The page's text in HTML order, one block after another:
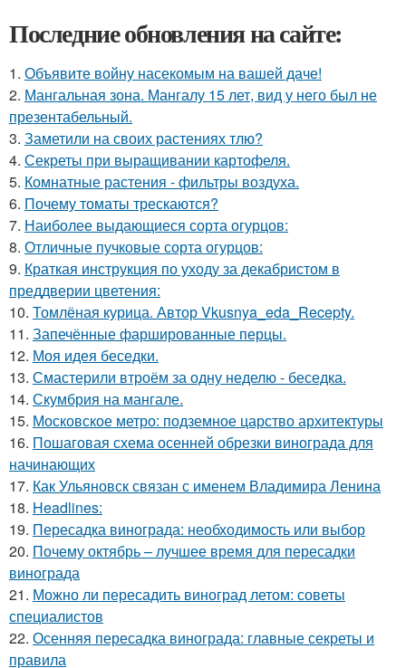
Последние обновления на сайте:
1. Объявите войну насекомым на вашей даче!
2. Мангальная зона. Мангалу 15 лет, вид у него был не
презентабельный.
3. Заметили на своих растениях тлю?
4. Секреты при выращивании картофеля.
5. Комнатные растения - фильтры воздуха.
6. Почему томаты трескаются?
7. Наиболее выдающиеся сорта огурцов:
8. Отличные пучковые сорта огурцов:
9. Краткая инструкция по уходу за декабристом в
преддверии цветения:
10. Томлёная курица. Автор Vkusnya_eda_Recepty.
11. Запечённые фаршированные перцы.
12. Моя идея беседки.
13. Смастерили втроём за одну неделю - беседка.
14. Скумбрия на мангале.
15. Московское метро: подземное царство архитектуры
16. Пошаговая схема осенней обрезки винограда для
начинающих
17. Как Ульяновск связан с именем Владимира Ленина
18. Headlines:
19. Пересадка винограда: необходимость или выбор
20. Почему октябрь – лучшее время для пересадки
винограда
21. Можно ли пересадить виноград летом: советы
специалистов
22. Осенняя пересадка винограда: главные секреты и
правила